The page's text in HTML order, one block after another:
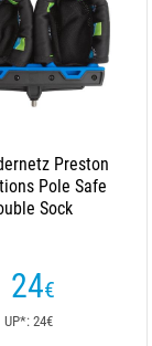
Preston
Pole Safe
Sock
24€
UP*: 24€